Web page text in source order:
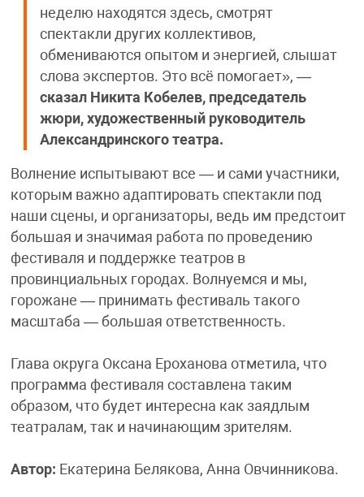
неделю находятся здесь, смотрят
спектакли других коллективов,
обмениваются опытом и энергией, слышат
слова экспертов. Это всё помогает», —
сказал Никита Кобелев, председатель
жюри, художественный руководитель
Александринского театра.
Волнение испытывают все — и сами участники,
которым важно адаптировать спектакли под
наши сцены, и организаторы, ведь им предстоит
большая и значимая работа по проведению
фестиваля и поддержке театров в
провинциальных городах. Волнуемся и мы,
горожане — принимать фестиваль такого
масштаба — большая ответственность.
Глава округа Оксана Ероханова отметила, что
программа фестиваля составлена таким
образом, что будет интересна как заядлым
театралам, так и начинающим зрителям.
Автор: Екатерина Белякова, Анна Овчинникова.